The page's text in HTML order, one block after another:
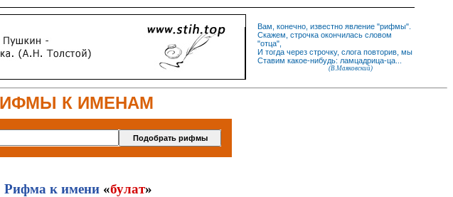
Вам, конечно, известно явление "рифмы".
Скажем, строчка окончилась словом
"отца",
И тогда через строчку, слога повторив, мы
Ставим какое-нибудь: ламцадрица-ца...
(В.Маяковский)
К ИМЕНАМ
Рифма к имени «булат»